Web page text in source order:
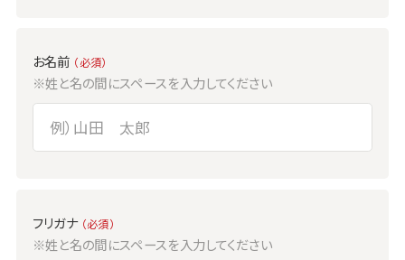
お名前 （必須）
※姓と名の間にスペースを入力してください
フリガナ （必須）
※姓と名の間にスペースを入力してください